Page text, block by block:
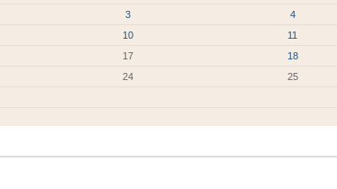
3 4
10 11
17 18
24 25